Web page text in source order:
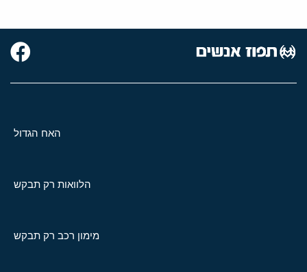
האח הגדול
הלוואות רק תבקש
מימון רכב רק תבקש